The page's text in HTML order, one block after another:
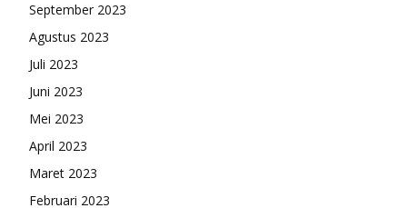
September 2023
Agustus 2023
Juli 2023
Juni 2023
Mei 2023
April 2023
Maret 2023
Februari 2023